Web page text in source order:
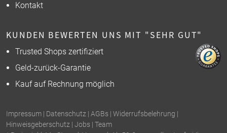
Kontakt
KUNDEN BEWERTEN UNS MIT "SEHR GUT"
Trusted Shops zertifiziert
Geld-zurück-Garantie
Kauf auf Rechnung möglich
Impressum | Datenschutz | AGBs | Widerrufsbelehrung |
Hinweisgeberschutz | Jobs | Team